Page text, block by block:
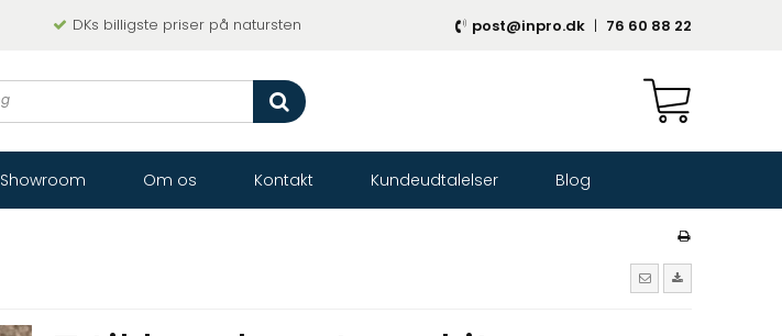
DKs billigste priser på natursten post@inpro.dk | 76 60 88 22
Showroom Om os Kontakt Kundeudtalelser Blog